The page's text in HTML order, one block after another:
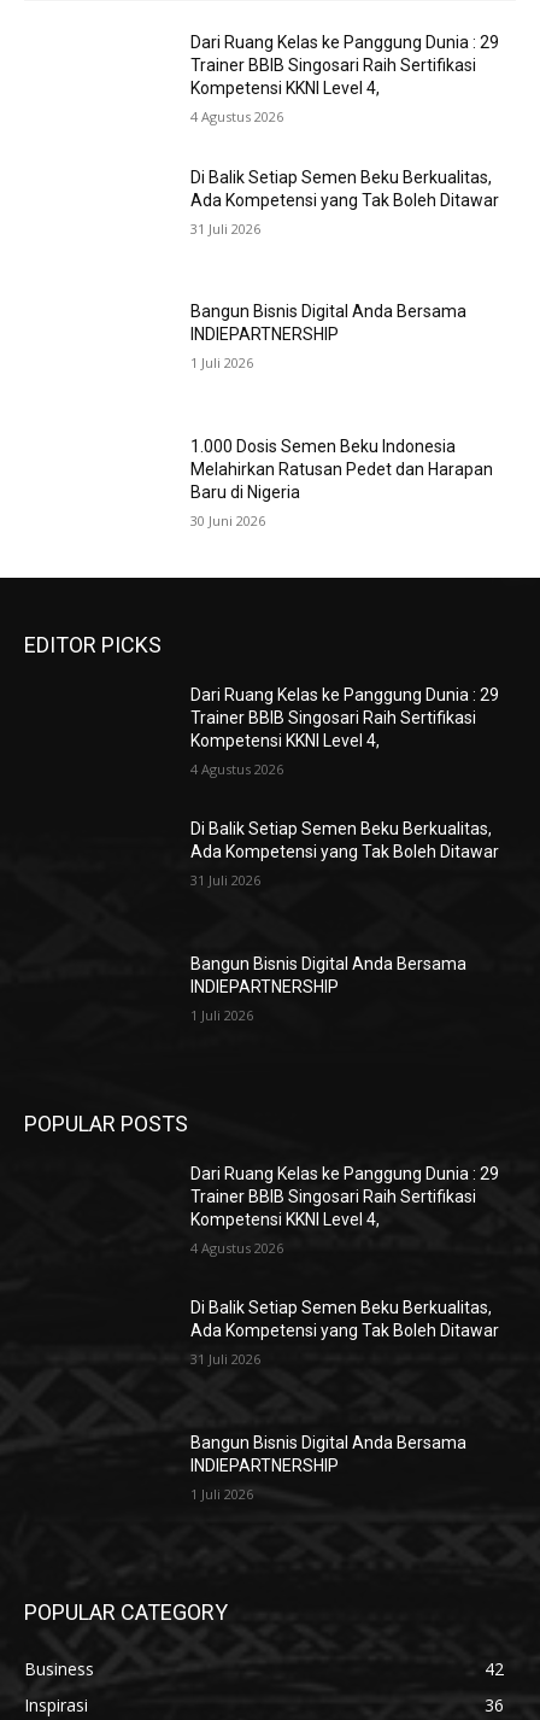
Dari Ruang Kelas ke Panggung Dunia : 29
Trainer BBIB Singosari Raih Sertifikasi
Kompetensi KKNI Level 4,
4 Agustus 2026
Di Balik Setiap Semen Beku Berkualitas,
Ada Kompetensi yang Tak Boleh Ditawar
31 Juli 2026
Bangun Bisnis Digital Anda Bersama
INDIEPARTNERSHIP
1 Juli 2026
1.000 Dosis Semen Beku Indonesia
Melahirkan Ratusan Pedet dan Harapan
Baru di Nigeria
30 Juni 2026
EDITOR PICKS
Dari Ruang Kelas ke Panggung Dunia : 29
Trainer BBIB Singosari Raih Sertifikasi
Kompetensi KKNI Level 4,
4 Agustus 2026
Di Balik Setiap Semen Beku Berkualitas,
Ada Kompetensi yang Tak Boleh Ditawar
31 Juli 2026
Bangun Bisnis Digital Anda Bersama
INDIEPARTNERSHIP
1 Juli 2026
POPULAR POSTS
Dari Ruang Kelas ke Panggung Dunia : 29
Trainer BBIB Singosari Raih Sertifikasi
Kompetensi KKNI Level 4,
4 Agustus 2026
Di Balik Setiap Semen Beku Berkualitas,
Ada Kompetensi yang Tak Boleh Ditawar
31 Juli 2026
Bangun Bisnis Digital Anda Bersama
INDIEPARTNERSHIP
1 Juli 2026
POPULAR CATEGORY
Business
42
Inspirasi
36